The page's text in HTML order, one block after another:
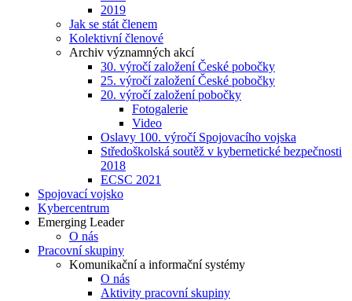
2019
Jak se stát členem
Kolektivní členové
Archiv významných akcí
30. výročí založení České pobočky
25. výročí založení České pobočky
20. výročí založení pobočky
Fotogalerie
Video
Oslavy 100. výročí Spojovacího vojska
Středoškolská soutěž v kybernetické bezpečnosti
2018
ECSC 2021
Spojovací vojsko
Kybercentrum
Emerging Leader
O nás
Pracovní skupiny
Komunikační a informační systémy
O nás
Aktivity pracovní skupiny